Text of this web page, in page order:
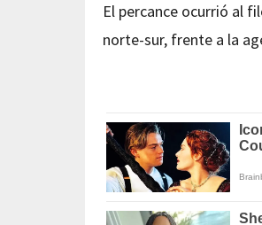
El percance ocurrió al
norte-sur, frente a la